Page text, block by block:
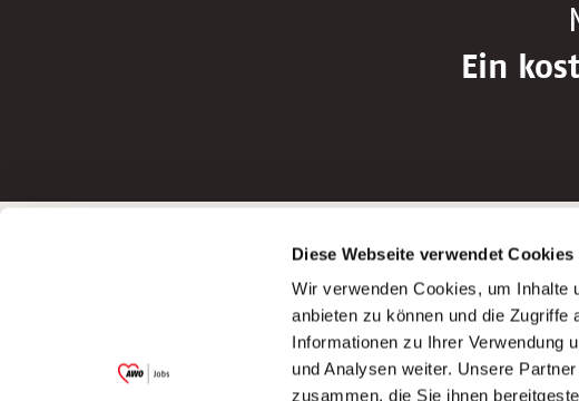
Diese Webseite verwendet Cookies
Wir verwenden Cookies, um Inhalte
anbieten zu können und die
Informationen zu Ihrer Verwendung
und Analysen weiter. Unsere
zusammen, die Sie ihnen
Ein
Garitz Bewirtschaftungsbetriebe GmbH
(Ein Tochterunternehmen des AWO
Bezirksverbandes Unterfranken e.V.)
Bewerbungstipps
Bewerbung als
Bewerbung als
Bewerbung als
Bewerbung als